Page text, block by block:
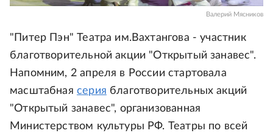
Валерий Мясников
"Питер Пэн" Театра им.Вахтангова - участник
благотворительной акции "Открытый занавес".
Напомним, 2 апреля в России стартовала
масштабная серия благотворительных акций
"Открытый занавес", организованная
Министерством культуры РФ. Театры по всей